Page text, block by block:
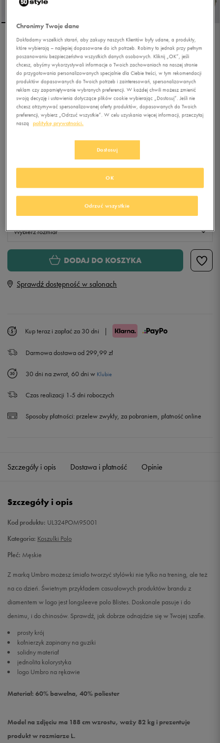
UMBRO POLO
LONGSLEEVE BLISTES
5.0
149,99zł-67% (cena początkowa)
59,49zł-16% (najniższa cena z 30 dni przed obniżką)
49,99zł z Vat
+ 250 PKT WKLUBIE 50 STYLE
Wybierz rozmiar
M
XL
DODAJ DO KOSZYKA
Sprawdź dostępność w salonach
Kup teraz i zapłać za 30 dni |
Darmowa dostawa od 299,99 zł
30 dni na zwrot, 60 dni w Klubie
Czas realizacji 1-5 dni roboczych
Sposoby płatności: przelew zwykły, za pobraniem, płatność online
Szczegóły i opis Dostawa i płatność Opinie
Szczegóły i opis
Kod produktu: UL324POM95001
Kategoria: Koszulki Polo
Płeć: Męskie
Z marką Umbro możesz śmiało tworzyć stylówki nie tylko na trening, ale też
na co dzień. Świetnym przykładem casualowych produktów brandu z
diamentem w logo jest longsleeve polo Blistes. Doskonale pasuje i do
denimu, i do chinosów. Sprawdź, jak dobrze odnajdzie się w Twojej szafie.
prosty krój
kołnierzyk zapinany na guziki
solidny materiał
jednolita kolorystyka
logo Umbro na rękawie
Materiał: 60% bawełna, 40% poliester
Model na zdjęciu ma 188 cm wzrostu, waży 82 kg i prezentuje
produkt w rozmiarze L.
Chronimy Twoje dane
Dokładamy wszelkich starań, aby zakupy naszych Klientów były udane, a produkty,
które wybierają – najlepiej dopasowane do ich potrzeb. Robimy to jednak przy pełnym
poszanowaniu bezpieczeństwa wszystkich danych osobowych. Kliknij „OK”, jeśli
chcesz, abyśmy wykorzystywali informacje o Twoich zachowaniach na naszej stronie
do przygotowania personalizowanych specjalnie dla Ciebie treści, w tym rekomendacji
produktów dopasowanych do Twoich potrzeb i zainteresowań, spersonalizowanych
reklam czy zapamiętywanie wybranych preferencji. W każdej chwili możesz zmienić
swoją decyzję i ustawienia dotyczące plików cookie wybierając „Dostosuj”. Jeśli nie
chcesz otrzymywać spersonalizowanej oferty produktów, dopasowanych do Twoich
preferencji, wybierz „Odrzuć wszystkie”. W celu uzyskania więcej informacji, przeczytaj
naszą
politykę prywatności.
Dostosuj
Odrzuć wszystkie
OK